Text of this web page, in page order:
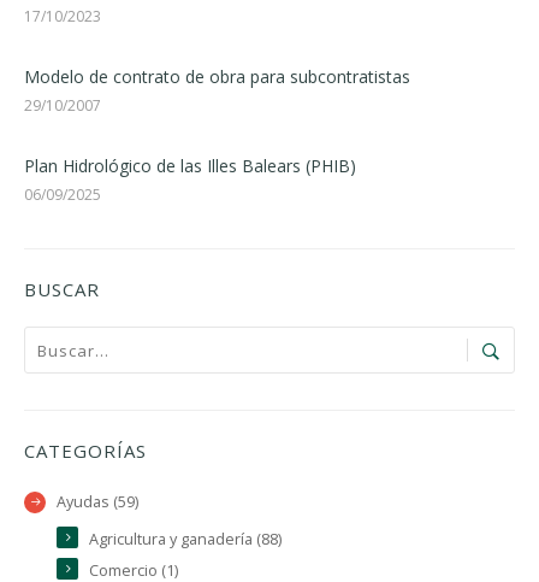
17/10/2023
Modelo de contrato de obra para subcontratistas
29/10/2007
Plan Hidrológico de las Illes Balears (PHIB)
06/09/2025
BUSCAR
CATEGORÍAS
Ayudas (59)
Agricultura y ganadería (88)
Comercio (1)